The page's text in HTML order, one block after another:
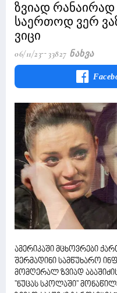
ზვიად
საერთოდ ვერ
ვიცი
06/11/23 33827 Ნახვა
ამერიკაში მცხოვრები
შერმადინი სამწუხარო
მომღერალ ზვიად
''ნუცას სკოლაში''